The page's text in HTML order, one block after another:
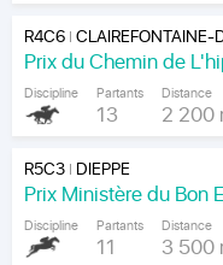
R4C6|CLAIREFONTAINE-
Prix du Chemin de
Discipline Partants
13
Distance
2 200
R5C3| DIEPPE
Prix Ministère du Bon
Discipline Partants
11
Distance
3 500